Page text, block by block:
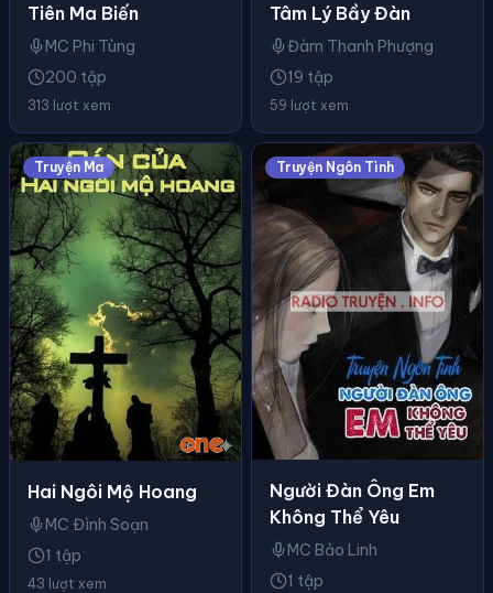
Tiên Ma Biến
MC Phi Tùng
200 tập
313 lượt xem
Tâm Lý Bầy Đàn
Đàm Thanh Phượng
19 tập
59 lượt xem
Truyện Ma
Hai Ngôi Mộ Hoang
MC Đình Soạn
1 tập
43 lượt xem
Truyện Ngôn Tình
Người Đàn Ông Em
Không Thể Yêu
MC Bảo Linh
1 tập